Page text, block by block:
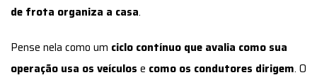
de frota organiza a casa.
Pense nela como um ciclo contínuo que avalia como sua
operação usa os veículos e como os condutores dirigem. O